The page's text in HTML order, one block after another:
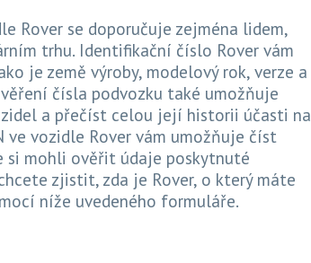
Rover se doporučuje zejména lidem,
trhu. Identifikační číslo Rover vám
je země výroby, modelový rok, verze a
čísla podvozku také umožňuje
a přečíst celou její historii účasti na
ve vozidle Rover vám umožňuje číst
si mohli ověřit údaje poskytnuté
zjistit, zda je Rover, o který máte
níže uvedeného formuláře.